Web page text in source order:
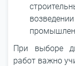
При выборе
работ важно